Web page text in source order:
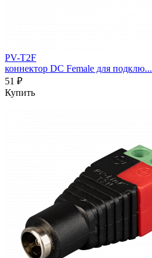
PV-T2F
коннектор DC Female для подклю...
51 ₽
Купить